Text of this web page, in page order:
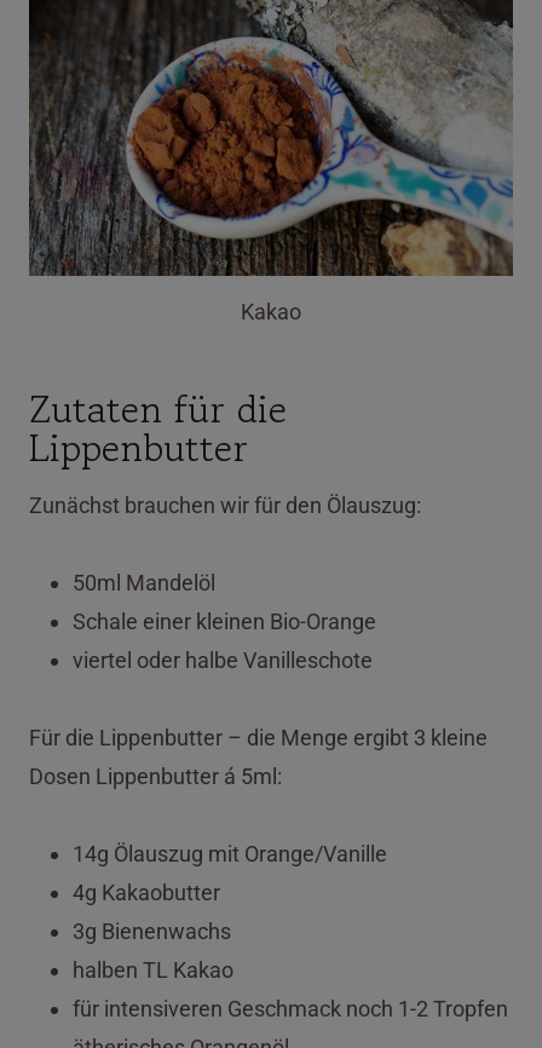
Kakao
Zutaten für die
Lippenbutter
Zunächst brauchen wir für den Ölauszug:
50ml Mandelöl
Schale einer kleinen Bio-Orange
viertel oder halbe Vanilleschote
Für die Lippenbutter – die Menge ergibt 3 kleine
Dosen Lippenbutter á 5ml:
14g Ölauszug mit Orange/Vanille
4g Kakaobutter
3g Bienenwachs
halben TL Kakao
für intensiveren Geschmack noch 1-2 Tropfen